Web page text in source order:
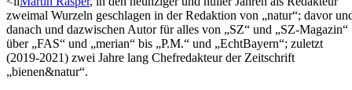
zweimal Wurzeln geschlagen in der Redaktion von „natur“; davor
danach und dazwischen Autor für alles von „SZ“ und „SZ-Magazin“
über „FAS“ und „merian“ bis „P.M.“ und „EchtBayern“; zuletzt
(2019-2021) zwei Jahre lang Chefredakteur der Zeitschrift
„bienen&natur“.